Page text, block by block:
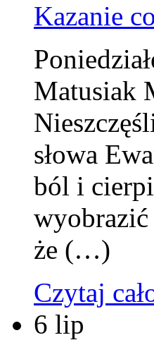
Kazanie
Matusiak
słowa
ból i
że (…)
Czytaj
6 lip